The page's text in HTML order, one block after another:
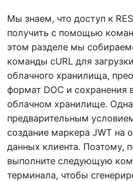
Мы знаем, что доступ к
получить с помощью
этом разделе мы
команды cURL для
облачного хранилища,
формат DOC и
облачном хранилище.
предварительным
создание маркера JWT на
данных клиента. Поэтому,
выполните следующую
терминала, чтобы